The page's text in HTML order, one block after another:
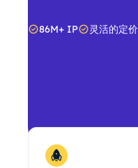
86M+ IP 灵活的定价